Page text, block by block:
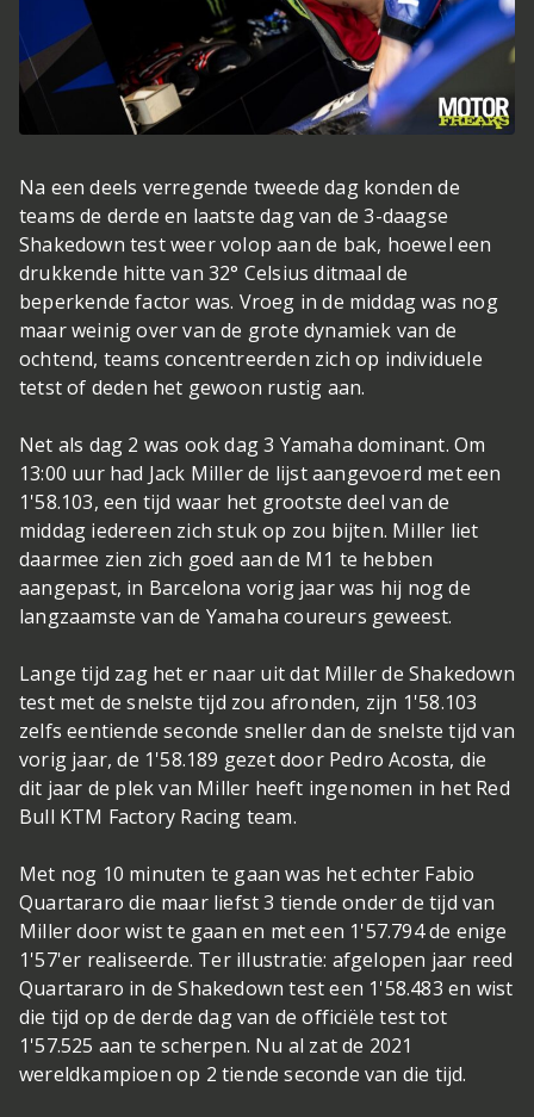
Na een deels verregende tweede dag konden de
teams de derde en laatste dag van de 3-daagse
Shakedown test weer volop aan de bak, hoewel een
drukkende hitte van 32° Celsius ditmaal de
beperkende factor was. Vroeg in de middag was nog
maar weinig over van de grote dynamiek van de
ochtend, teams concentreerden zich op individuele
tetst of deden het gewoon rustig aan.
Net als dag 2 was ook dag 3 Yamaha dominant. Om
13:00 uur had Jack Miller de lijst aangevoerd met een
1'58.103, een tijd waar het grootste deel van de
middag iedereen zich stuk op zou bijten. Miller liet
daarmee zien zich goed aan de M1 te hebben
aangepast, in Barcelona vorig jaar was hij nog de
langzaamste van de Yamaha coureurs geweest.
Lange tijd zag het er naar uit dat Miller de Shakedown
test met de snelste tijd zou afronden, zijn 1'58.103
zelfs eentiende seconde sneller dan de snelste tijd van
vorig jaar, de 1'58.189 gezet door Pedro Acosta, die
dit jaar de plek van Miller heeft ingenomen in het Red
Bull KTM Factory Racing team.
Met nog 10 minuten te gaan was het echter Fabio
Quartararo die maar liefst 3 tiende onder de tijd van
Miller door wist te gaan en met een 1'57.794 de enige
1'57'er realiseerde. Ter illustratie: afgelopen jaar reed
Quartararo in de Shakedown test een 1'58.483 en wist
die tijd op de derde dag van de officiële test tot
1'57.525 aan te scherpen. Nu al zat de 2021
wereldkampioen op 2 tiende seconde van die tijd.